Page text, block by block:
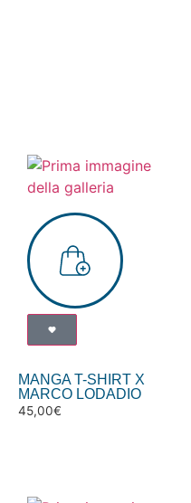
MANGA T-SHIRT X
MARCO LODADIO
45,00€